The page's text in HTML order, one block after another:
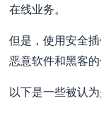
在线业务。
但是，使用安全
恶意软件和黑客的
以下是一些被认